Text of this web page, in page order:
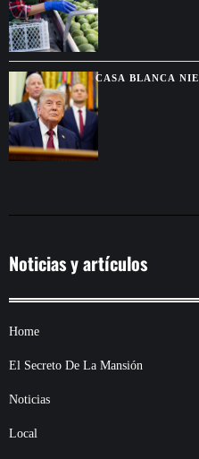
CASA BLANCA
HEGSETH POR
Noticias y artículos
Home
El Secreto De La Mansión
Noticias
Local